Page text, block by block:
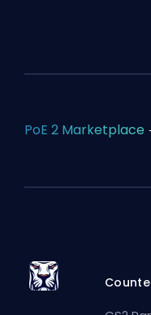
PoE 2 Marketplace